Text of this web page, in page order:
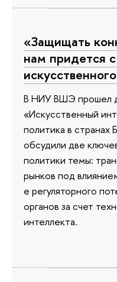
«Защищать
нам придется
В НИУ ВШЭ прошел
«Искусственный
политика в странах
обсудили две
политики темы:
рынков под
е регуляторного
органов за счет
интеллекта.